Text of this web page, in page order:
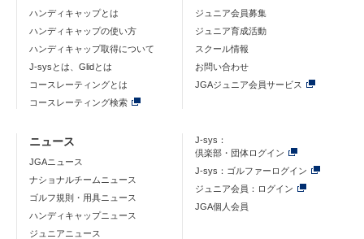
ハンディキャップとは
ハンディキャップの使い方
ハンディキャップ取得について
J-sysとは、Glidとは
コースレーティングとは
コースレーティング検索
ジュニア会員募集
ジュニア育成活動
スクール情報
お問い合わせ
JGAジュニア会員サービス
ニュース
JGAニュース
ナショナルチームニュース
ゴルフ規則・用具ニュース
ハンディキャップニュース
ジュニアニュース
J-sys：
倶楽部・団体ログイン
J-sys：ゴルファーログイン
ジュニア会員：ログイン
JGA個人会員